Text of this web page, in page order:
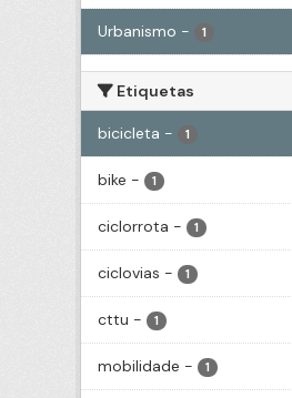
Urbanismo - 1
Etiquetas
bicicleta - 1
bike - 1
ciclorrota - 1
ciclovias - 1
cttu - 1
mobilidade - 1